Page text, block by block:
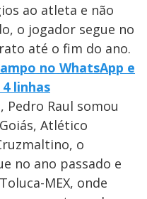
ao atleta e não
o jogador segue no
até o fim do ano.
no WhatsApp e
linhas
Pedro Raul somou
Atlético
o
no ano passado e
MEX, onde